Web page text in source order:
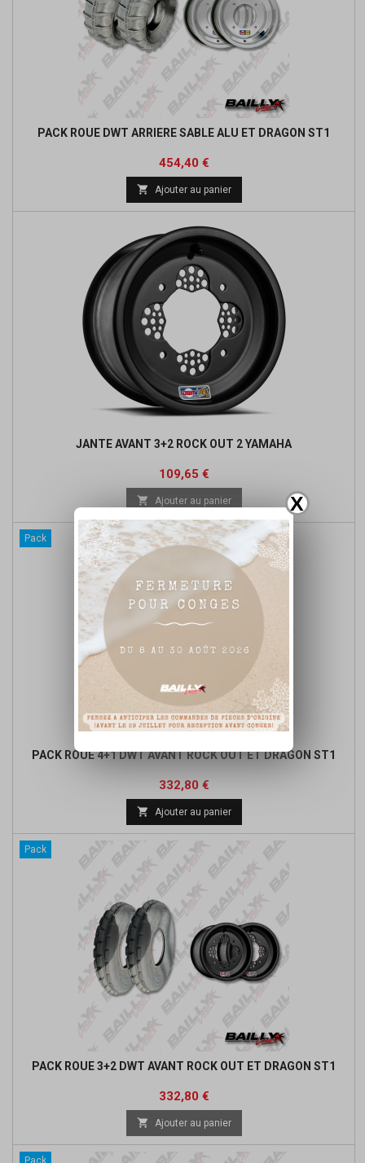
X
PACK ROUE DWT ARRIERE SABLE ALU ET DRAGON ST1
Prix
454,40 €Prix
de
base
 Ajouter au panier
JANTE AVANT 3+2 ROCK OUT 2 YAMAHA
Prix
109,65 €Prix
de
 Ajouter au panier
Pack
PACK ROUE 4+1 DWT AVANT ROCK OUT ET DRAGON ST1
Prix
332,80 €Prix
de
base
 Ajouter au panier
Pack
PACK ROUE 3+2 DWT AVANT ROCK OUT ET DRAGON ST1
Prix
332,80 €Prix
de
base
 Ajouter au panier
Pack